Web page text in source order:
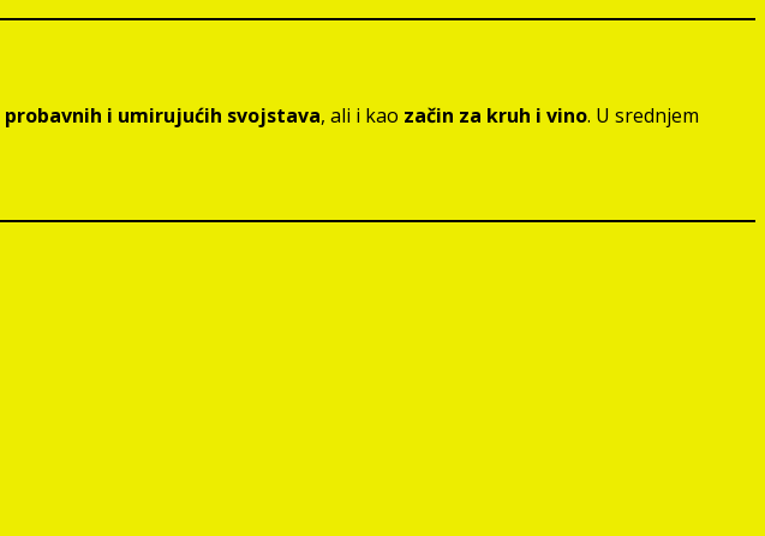
probavnih i umirujućih svojstava, ali i kao začin za kruh i vino. U srednjem